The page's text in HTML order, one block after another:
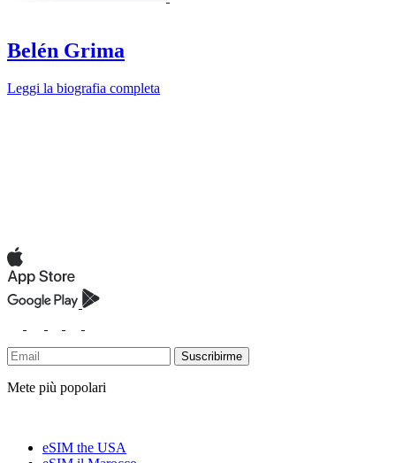
Belén Grima
Leggi la biografia completa
Suscribirme
Mete più popolari
eSIM the USA